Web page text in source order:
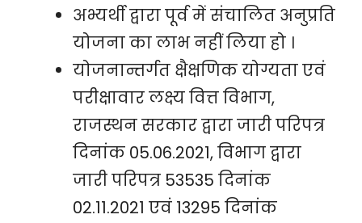
अभ्यर्थी द्वारा पूर्व में संचालित अनुप्रति
योजना का लाभ नहीं लिया हो ।
योजनान्तर्गत क्षैक्षणिक योग्यता एवं
परीक्षावार लक्ष्य वित्त विभाग,
राजस्थन सरकार द्वारा जारी परिपत्र
दिनांक 05.06.2021, विभाग द्वारा
जारी परिपत्र 53535 दिनांक
02.11.2021 एवं 13295 दिनांक